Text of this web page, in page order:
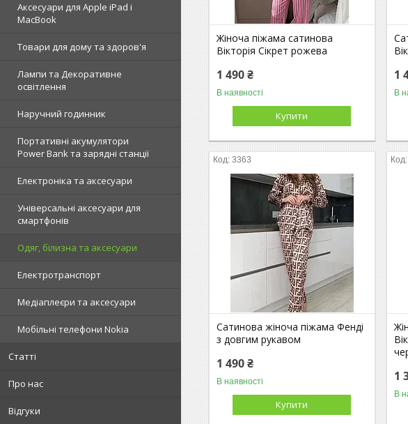
Аксесуари для Apple iPad і
MacBook
Товари для дому та здоров'я
Лампи та Декоративне
освітлення
Наручний годинник
Портативні акумулятори
Power Bank та зарядні станції
Електроніка та аксесуари
Універсальні аксесуари для
смартфонів
Одяг, білизна та аксесуари
Електротранспорт
Медіаплеєри та аксесуари
Мобільні телефони Nokia
Статті
Про нас
Відгуки
Жіноча піжама сатинова
Вікторія Сікрет рожева
1 490 ₴
В наявності
Купити
1
В
3363
Сатинова жіноча піжама Фенді
з довгим рукавом
1 490 ₴
В наявності
Купити
1
В